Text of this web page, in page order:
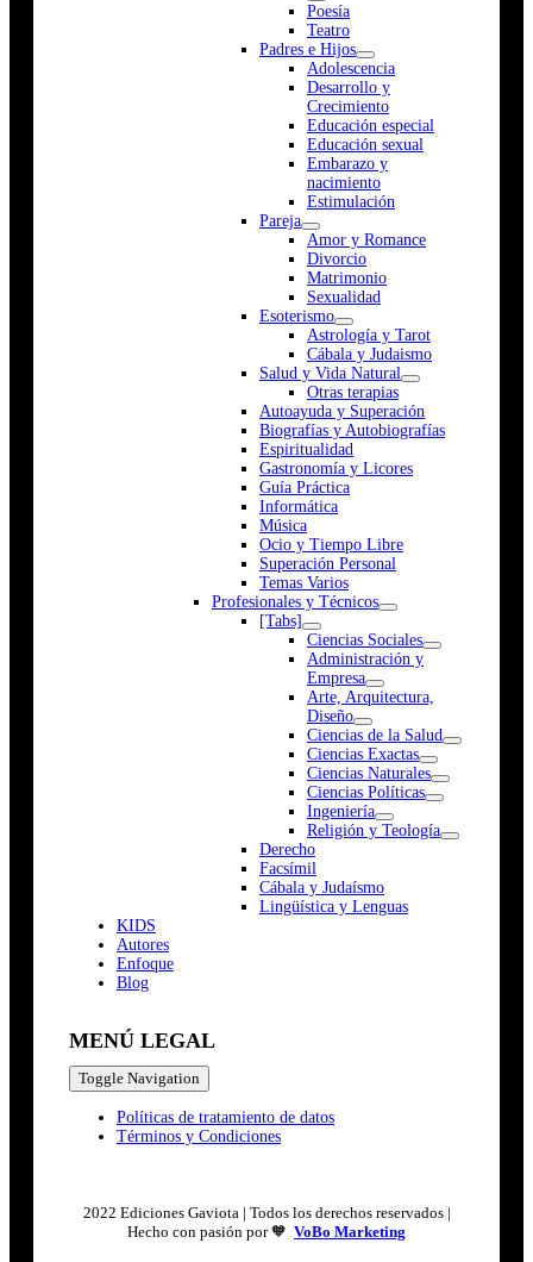
Poesía
Teatro
Padres e Hijos
Adolescencia
Desarrollo y
Crecimiento
Educación especial
Educación sexual
Embarazo y
nacimiento
Estimulación
Pareja
Amor y Romance
Divorcio
Matrimonio
Sexualidad
Esoterismo
Astrología y Tarot
Cábala y Judaismo
Salud y Vida Natural
Otras terapias
Autoayuda y Superación
Biografías y Autobiografías
Espiritualidad
Gastronomía y Licores
Guía Práctica
Informática
Música
Ocio y Tiempo Libre
Superación Personal
Temas Varios
Profesionales y Técnicos
[Tabs]
Ciencias Sociales
Administración y
Empresa
Arte, Arquitectura,
Diseño
Ciencias de la Salud
Ciencias Exactas
Ciencias Naturales
Ciencias Políticas
Ingeniería
Religión y Teología
Derecho
Facsímil
Cábala y Judaísmo
Lingüística y Lenguas
KIDS
Autores
Enfoque
Blog
MENÚ LEGAL
Toggle Navigation
Políticas de tratamiento de datos
Términos y Condiciones
2022 Ediciones Gaviota | Todos los derechos reservados |
Hecho con pasión por 🧡 VoBo Marketing